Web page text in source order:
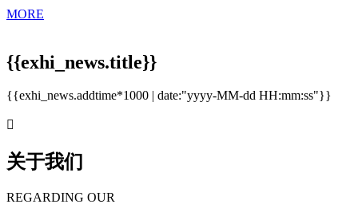
MORE
{{exhi_news.title}}
{{exhi_news.addtime*1000 | date:"yyyy-MM-dd HH:mm:ss"}}

关于我们
REGARDING OUR